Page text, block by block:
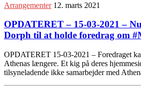
Arrangementer 12. marts 2021
OPDATERET – 15-03-2021 –
Dorph til at holde foredrag om
OPDATERET 15-03-2021 – Foredraget
Athenas længere. Et kig på deres
tilsyneladende ikke samarbejder med